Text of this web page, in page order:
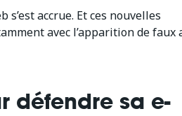
accrue. Et ces nouvelles
avec l’apparition de faux
défendre sa e-